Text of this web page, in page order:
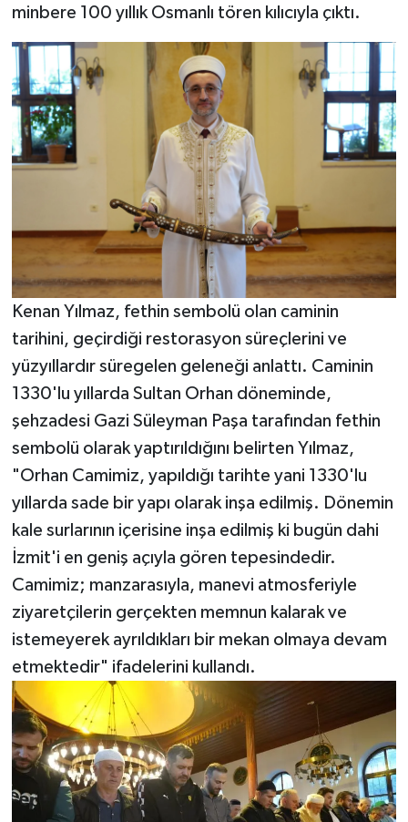
minbere 100 yıllık Osmanlı tören kılıcıyla çıktı.
Kenan Yılmaz, fethin sembolü olan caminin
tarihini, geçirdiği restorasyon süreçlerini ve
yüzyıllardır süregelen geleneği anlattı. Caminin
1330'lu yıllarda Sultan Orhan döneminde,
şehzadesi Gazi Süleyman Paşa tarafından fethin
sembolü olarak yaptırıldığını belirten Yılmaz,
"Orhan Camimiz, yapıldığı tarihte yani 1330'lu
yıllarda sade bir yapı olarak inşa edilmiş. Dönemin
kale surlarının içerisine inşa edilmiş ki bugün dahi
İzmit'i en geniş açıyla gören tepesindedir.
Camimiz; manzarasıyla, manevi atmosferiyle
ziyaretçilerin gerçekten memnun kalarak ve
istemeyerek ayrıldıkları bir mekan olmaya devam
etmektedir" ifadelerini kullandı.